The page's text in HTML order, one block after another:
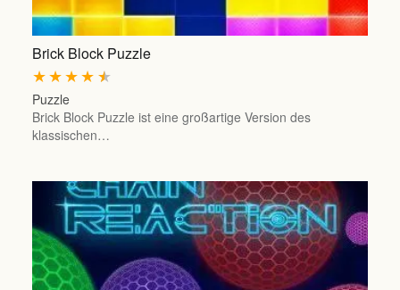
Brick Block Puzzle
★
★
★
★
★
Puzzle
Brick Block Puzzle ist eine großartige Version des
klassischen…